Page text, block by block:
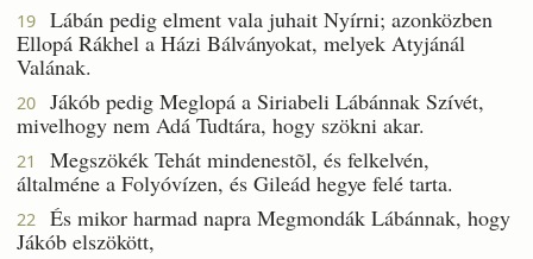
19
Lábán pedig elment vala juhait Nyírni; azonközben
Ellopá Rákhel a Házi Bálványokat, melyek Atyjánál
Valának.
20
Jákób pedig Meglopá a Siriabeli Lábánnak Szívét,
mivelhogy nem Adá Tudtára, hogy szökni akar.
21
Megszökék Tehát mindenestõl, és felkelvén,
általméne a Folyóvízen, és Gileád hegye felé tarta.
22
És mikor harmad napra Megmondák Lábánnak, hogy
Jákób elszökött,